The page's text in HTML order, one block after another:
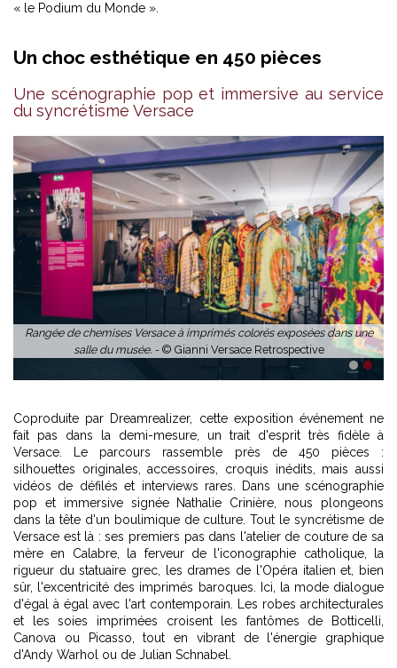
« le Podium du Monde ».
Un choc esthétique en 450 pièces
Une scénographie pop et immersive au service
du syncrétisme Versace
Rangée de chemises Versace à imprimés colorés exposées dans une
salle du musée. - © Gianni Versace Retrospective
1 2
Coproduite par Dreamrealizer, cette exposition événement ne
fait pas dans la demi-mesure, un trait d'esprit très fidèle à
Versace. Le parcours rassemble près de 450 pièces :
silhouettes originales, accessoires, croquis inédits, mais aussi
vidéos de défilés et interviews rares. Dans une scénographie
pop et immersive signée Nathalie Crinière, nous plongeons
dans la tête d'un boulimique de culture. Tout le syncrétisme de
Versace est là : ses premiers pas dans l'atelier de couture de sa
mère en Calabre, la ferveur de l'iconographie catholique, la
rigueur du statuaire grec, les drames de l'Opéra italien et, bien
sûr, l'excentricité des imprimés baroques. Ici, la mode dialogue
d'égal à égal avec l'art contemporain. Les robes architecturales
et les soies imprimées croisent les fantômes de Botticelli,
Canova ou Picasso, tout en vibrant de l'énergie graphique
d'Andy Warhol ou de Julian Schnabel.